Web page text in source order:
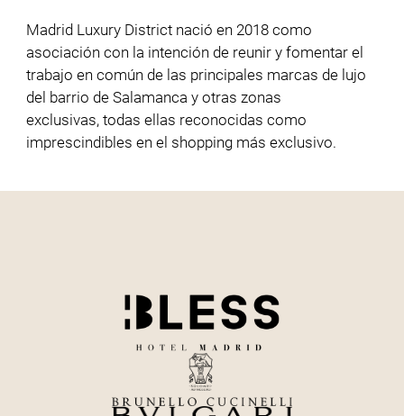
Madrid Luxury District nació en 2018 como
asociación con la intención de reunir y fomentar el
trabajo en común de las principales marcas de lujo
del barrio de Salamanca y otras zonas
exclusivas, todas ellas reconocidas como
imprescindibles en el shopping más exclusivo.